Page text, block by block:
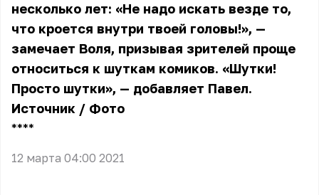
несколько лет: «Не надо искать везде то,
что кроется внутри твоей головы!», —
замечает Воля, призывая зрителей проще
относиться к шуткам комиков. «Шутки!
Просто шутки», — добавляет Павел.
Источник / Фото
** **
12 марта 04:00 2021